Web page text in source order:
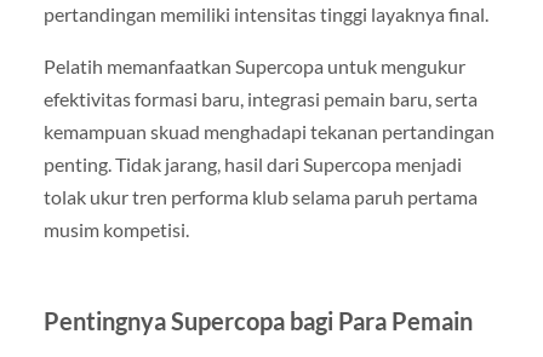
pertandingan memiliki intensitas tinggi layaknya final.
Pelatih memanfaatkan Supercopa untuk mengukur
efektivitas formasi baru, integrasi pemain baru, serta
kemampuan skuad menghadapi tekanan pertandingan
penting. Tidak jarang, hasil dari Supercopa menjadi
tolak ukur tren performa klub selama paruh pertama
musim kompetisi.
Pentingnya Supercopa bagi Para Pemain